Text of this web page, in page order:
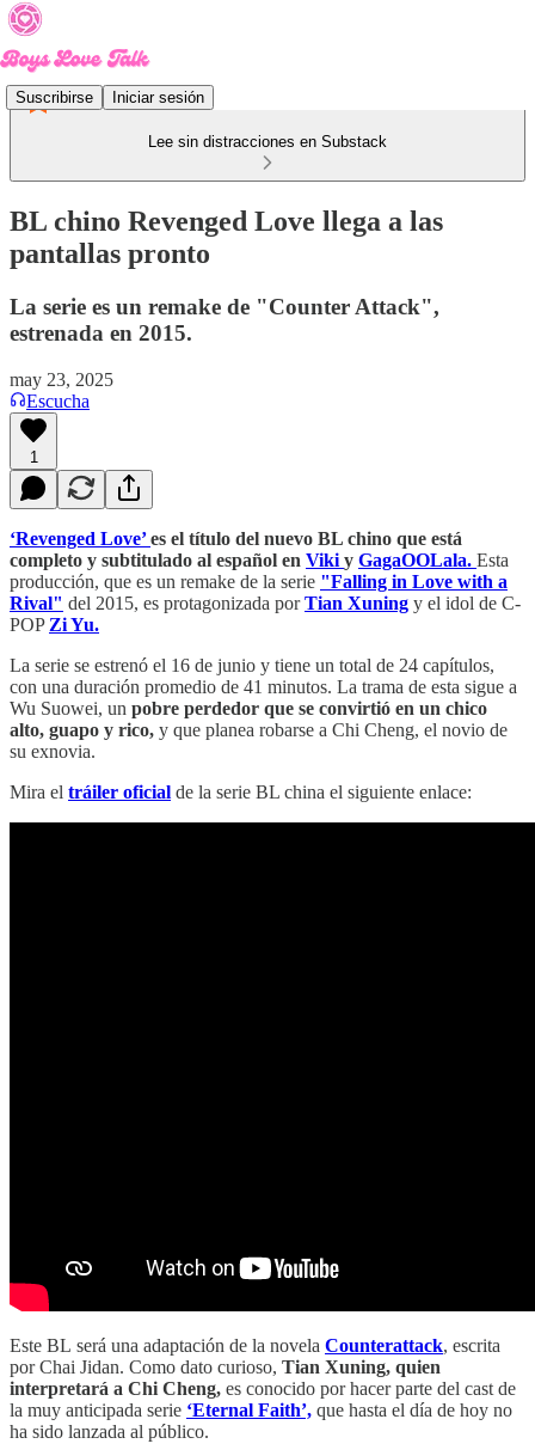
Suscribirse Iniciar sesión
Lee sin distracciones en Substack
BL chino Revenged Love llega a las
pantallas pronto
La serie es un remake de "Counter Attack",
estrenada en 2015.
may 23, 2025
Escucha
1
‘Revenged Love’es el título del nuevo BL chino que está
completo y subtitulado al español en Viki y GagaOOLala. Esta
producción, que es un remake de la serie "Falling in Love with a
Rival" del 2015, es protagonizada porTian Xuning y el idol de C-
POP Zi Yu.
La serie se estrenó el 16 de junio y tiene un total de 24 capítulos,
con una duración promedio de 41 minutos. La trama de esta sigue a
Wu Suowei, un pobre perdedor que se convirtió en un chico
alto, guapo y rico, y que planea robarse a Chi Cheng, el novio de
su exnovia.
Mira el tráiler oficial de la serie BL china el siguiente enlace:
Este BL será una adaptación de la novela Counterattack, escrita
por Chai Jidan. Como dato curioso, Tian Xuning, quien
interpretará a Chi Cheng, es conocido por hacer parte del cast de
la muy anticipada serie ‘Eternal Faith’, que hasta el día de hoy no
ha sido lanzada al público.